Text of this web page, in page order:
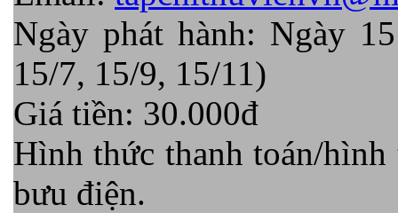
Ngày phát hành: Ngày
15/7, 15/9, 15/11)
Giá tiền: 30.000đ
Hình thức thanh toán/
bưu điện.